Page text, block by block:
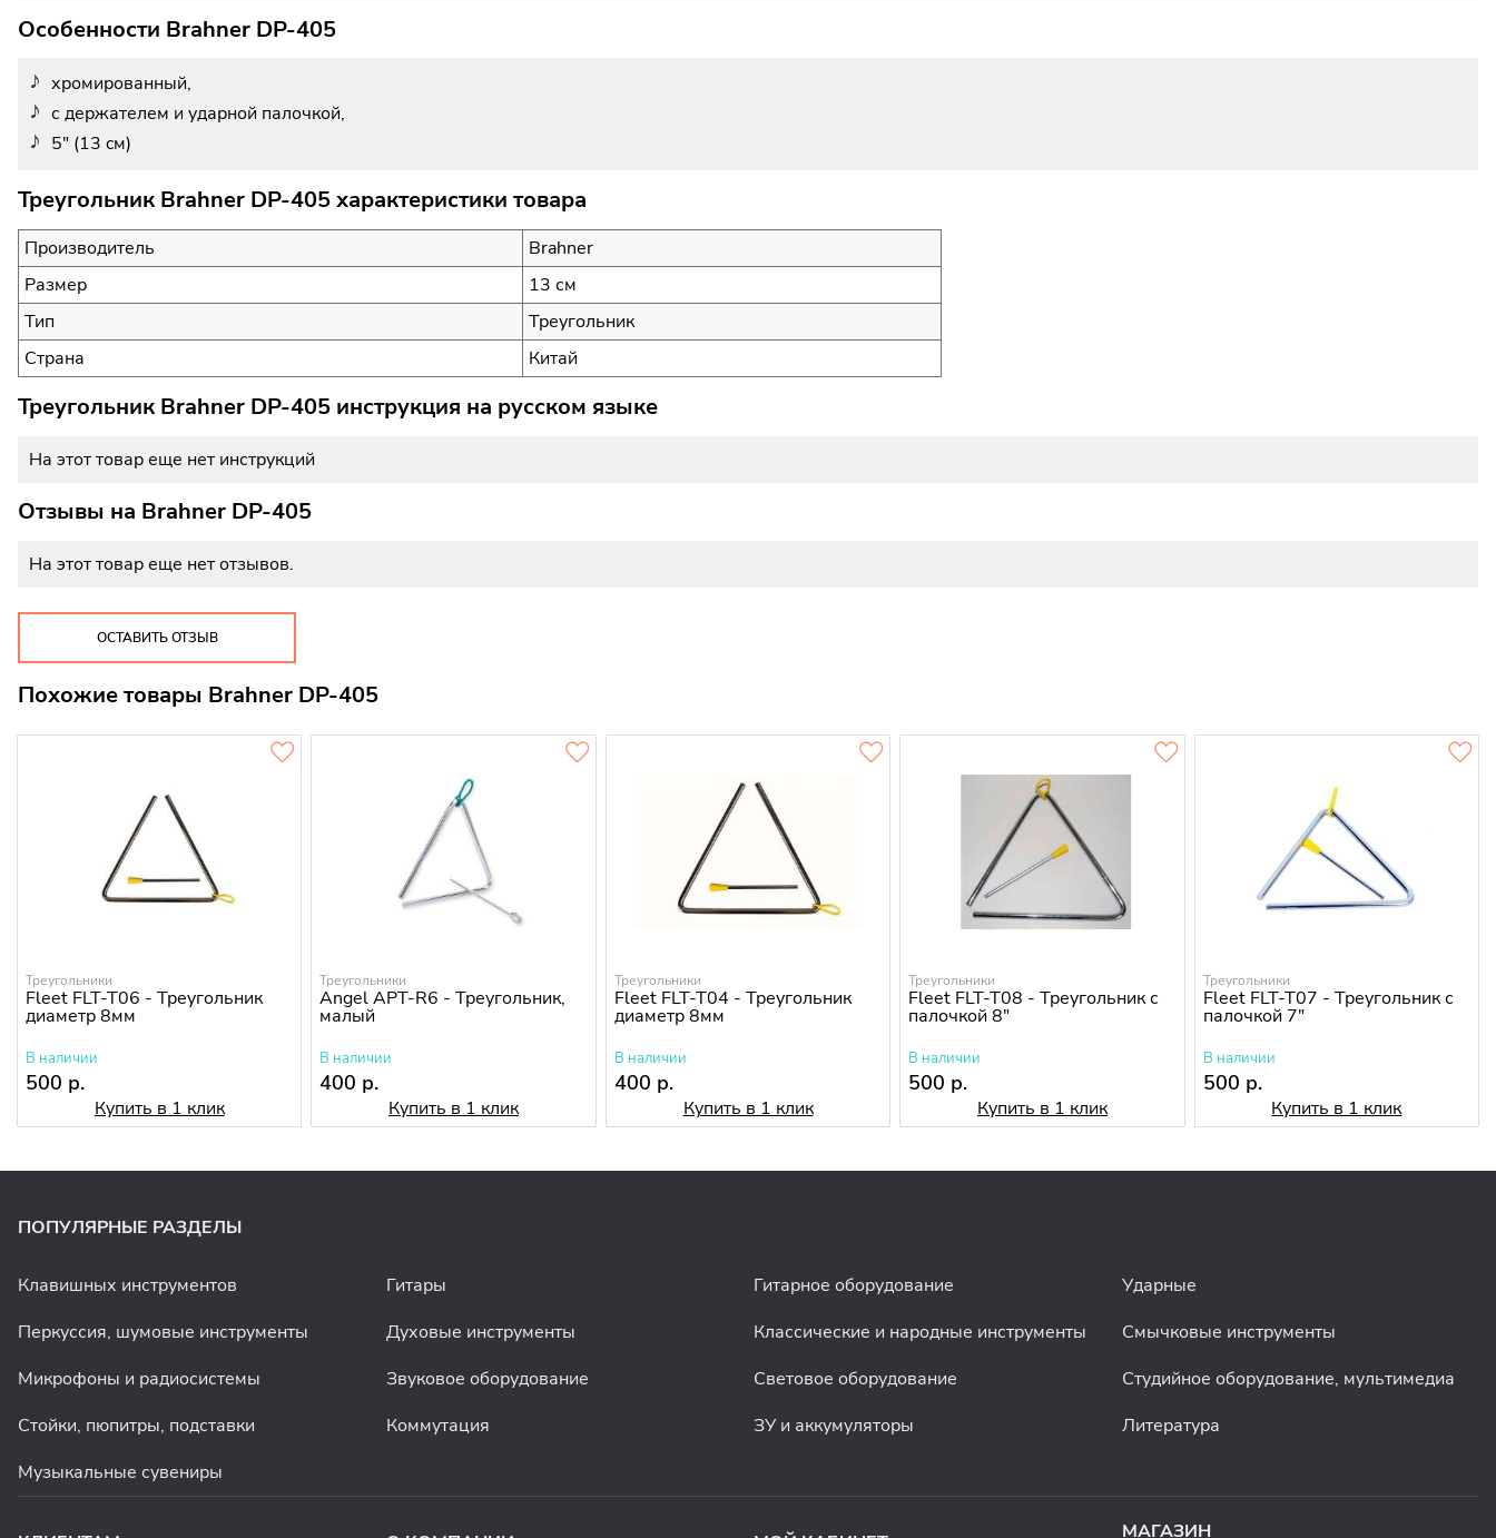
Особенности Brahner DP-405
хромированный,
с держателем и ударной палочкой,
5" (13 cм)
Треугольник Brahner DP-405 характеристики товара
Производитель
Brahner
Размер
13 см
Тип
Треугольник
Страна
Китай
Треугольник Brahner DP-405 инструкция на русском языке
На этот товар еще нет инструкций
Отзывы на Brahner DP-405
На этот товар еще нет отзывов.
ОСТАВИТЬ ОТЗЫВ
Похожие товары Brahner DP-405
Треугольники
Fleet FLT-T06 - Треугольник
диаметр 8мм
В наличии
500 р.
Купить в 1 клик
Треугольники
Angel APT-R6 - Треугольник,
малый
В наличии
400 р.
Купить в 1 клик
Треугольники
Fleet FLT-T04 - Треугольник
диаметр 8мм
В наличии
400 р.
Купить в 1 клик
Треугольники
Fleet FLT-T08 - Треугольник с
палочкой 8"
В наличии
500 р.
Купить в 1 клик
Треугольники
Fleet FLT-T07 - Треугольник с
палочкой 7"
В наличии
500 р.
Купить в 1 клик
ПОПУЛЯРНЫЕ РАЗДЕЛЫ
Клавишных инструментов Гитары Гитарное оборудование
Ударные
Перкуссия, шумовые инструменты
Духовые инструменты Классические и народные инструменты
Смычковые инструменты
Микрофоны и радиосистемы
Звуковое оборудование Световое оборудование
Студийное оборудование, мультимедиа
Стойки, пюпитры, подставки
Коммутация ЗУ и аккумуляторы
Литература
Музыкальные сувениры
МАГАЗИН